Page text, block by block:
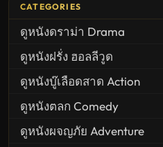
CATEGORIES
ดูหนังดราม่า Drama
ดูหนังฝรั่ง ฮอลลีวูด
ดูหนังบู๊เลือดสาด Action
ดูหนังตลก Comedy
ดูหนังผจญภัย Adventure